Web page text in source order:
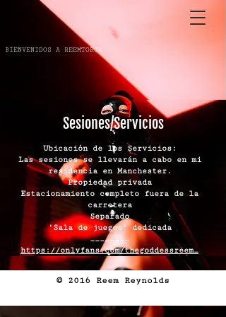
BIENVENIDOS A REEMTORIA
Sesiones/Servicios
Ubicación de los Servicios:
Las sesiones se llevarán a cabo en mi
residencia en Manchester.
Propiedad privada
Estacionamiento completo fuera de la
carretera
Separado
'Sala de juegos' dedicada
________
https://onlyfans.com/thegoddessreem_
© 2016 Reem Reynolds